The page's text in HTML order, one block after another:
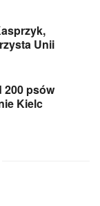
Unii
200 psów
Kielc